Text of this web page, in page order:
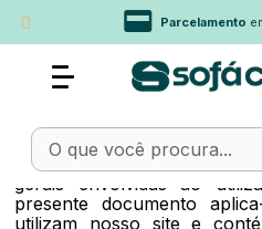
Parcelamento
Termos de Uso e
Os termos e condições
Portal Sofa Casa e foram
(“Usuário”) tenha
gerais envolvidas ao
presente documento
utilizam nosso site e